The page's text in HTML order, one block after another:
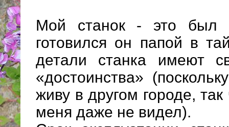
Мой станок - это был
готовился он папой в
детали станка имеют
«достоинства»
живу в другом городе,
меня даже не видел).